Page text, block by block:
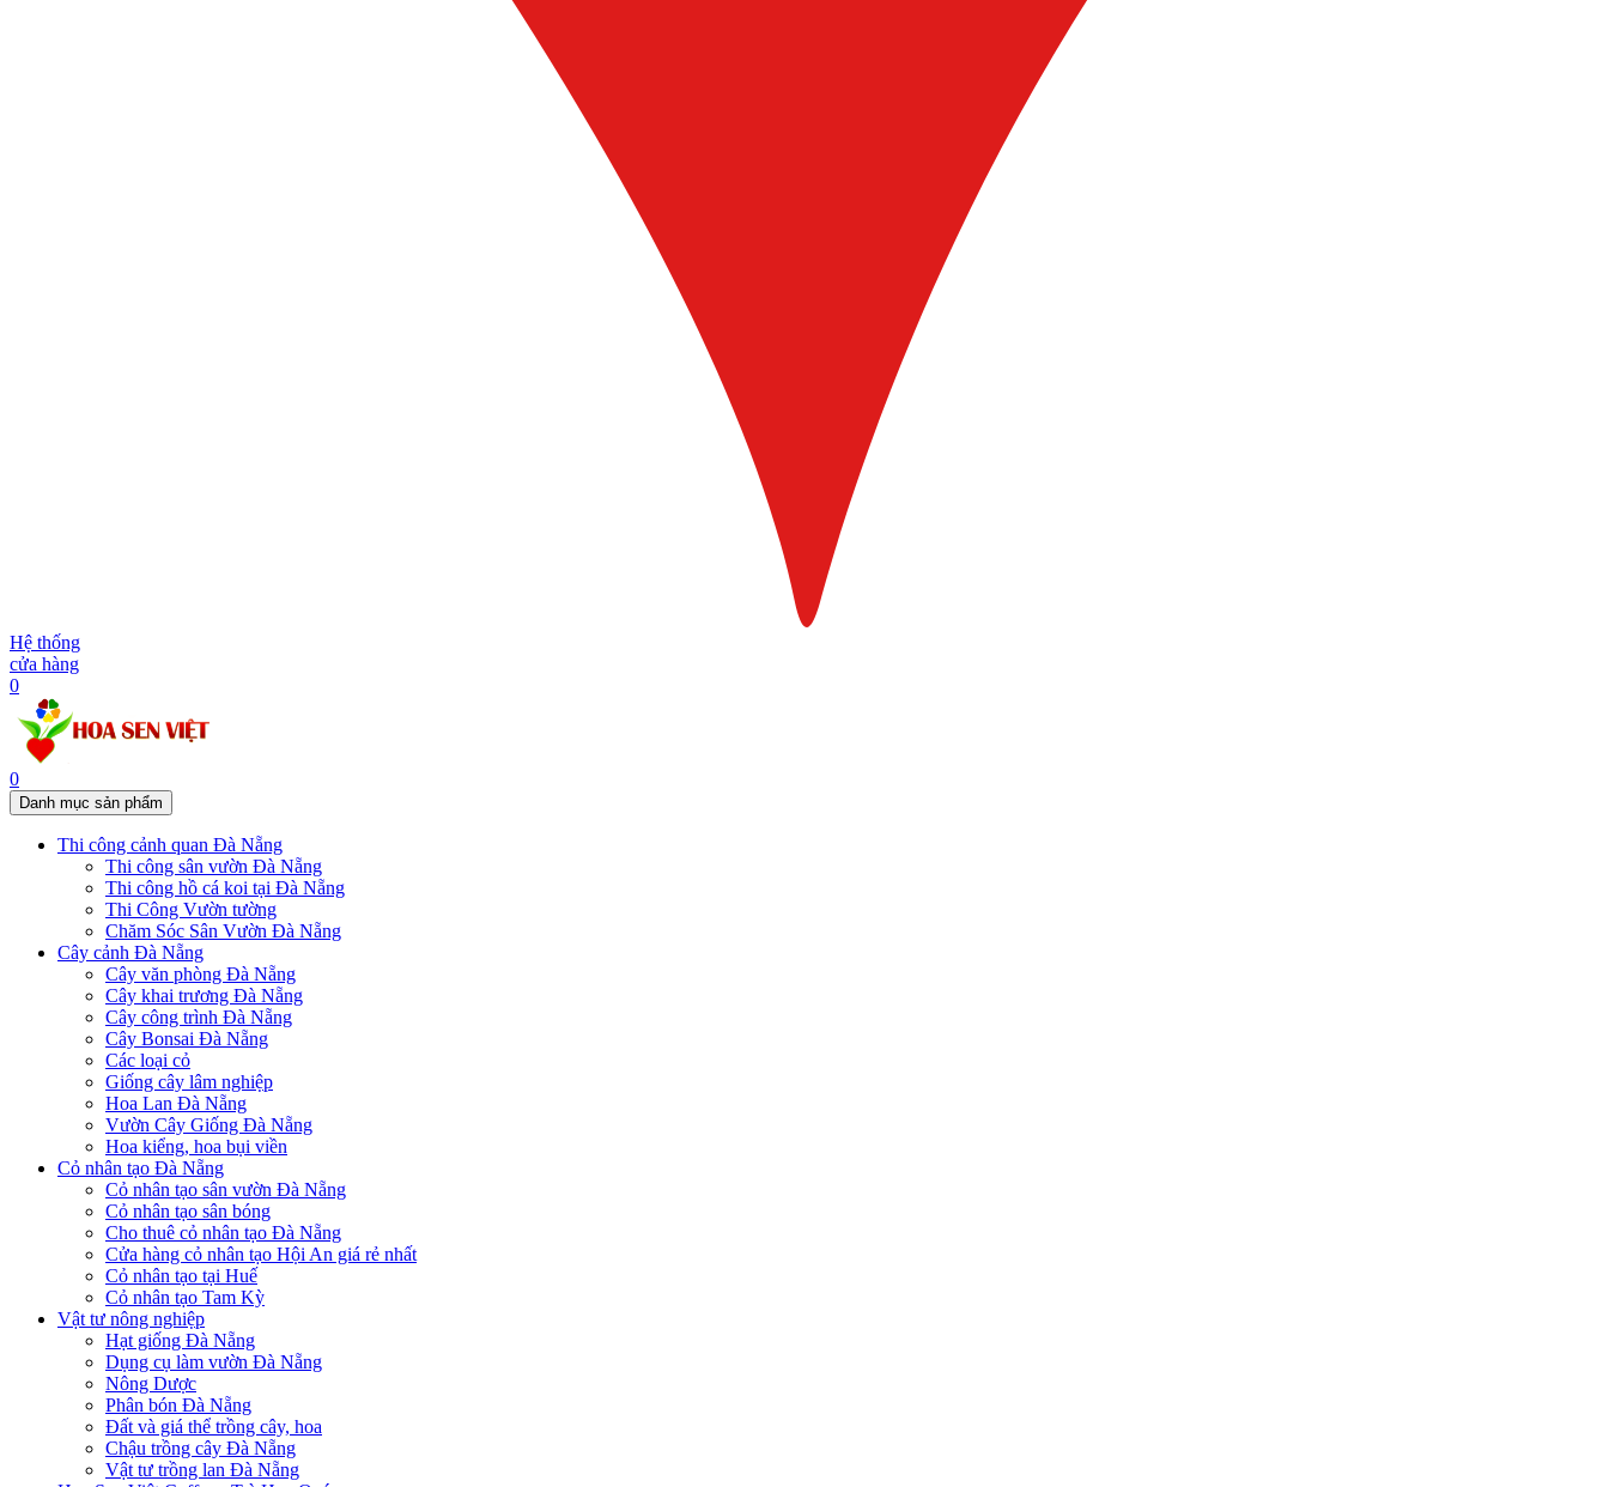
Hệ thống
cửa hàng
0
0
Danh mục sản phẩm
Thi công cảnh quan Đà Nẵng
Thi công sân vườn Đà Nẵng
Thi công hồ cá koi tại Đà Nẵng
Thi Công Vườn tường
Chăm Sóc Sân Vườn Đà Nẵng
Cây cảnh Đà Nẵng
Cây văn phòng Đà Nẵng
Cây khai trương Đà Nẵng
Cây công trình Đà Nẵng
Cây Bonsai Đà Nẵng
Các loại cỏ
Giống cây lâm nghiệp
Hoa Lan Đà Nẵng
Vườn Cây Giống Đà Nẵng
Hoa kiểng, hoa bụi viền
Cỏ nhân tạo Đà Nẵng
Cỏ nhân tạo sân vườn Đà Nẵng
Cỏ nhân tạo sân bóng
Cho thuê cỏ nhân tạo Đà Nẵng
Cửa hàng cỏ nhân tạo Hội An giá rẻ nhất
Cỏ nhân tạo tại Huế
Cỏ nhân tạo Tam Kỳ
Vật tư nông nghiệp
Hạt giống Đà Nẵng
Dụng cụ làm vườn Đà Nẵng
Nông Dược
Phân bón Đà Nẵng
Đất và giá thể trồng cây, hoa
Chậu trồng cây Đà Nẵng
Vật tư trồng lan Đà Nẵng